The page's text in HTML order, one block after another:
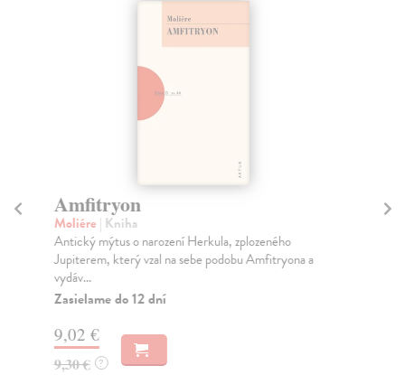
Amfitryon
Moliére | Kniha
Antický mýtus o narození Herkula, zplozeného
Jupiterem, který vzal na sebe podobu Amfitryona a
vydáv...
Zasielame do 12 dní
9,02 €
9,30 € ?